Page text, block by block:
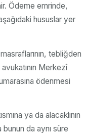
Ödeme emrinde,
hususlar yer
tebliğden
Merkezî
ödenmesi
ya da alacaklının
bunun da aynı süre